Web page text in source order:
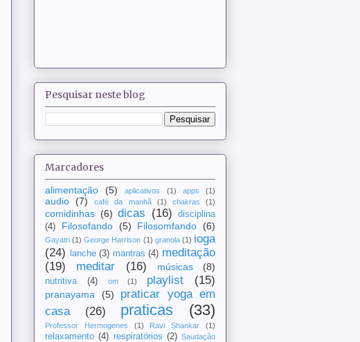
Pesquisar neste blog
Marcadores
alimentação (5) aplicativos (1) apps (1)
audio (7) café da manhã (1) chakras (1)
comidinhas (6) dicas (16)
disciplina
(4)
Filosofando (5) Filosomfando (6)
Gayatri (1) George Harrison (1) granola (1) ioga
(24)
lanche (3) mantras (4) meditação
(19)
meditar (16) músicas (8)
nutritiva (4) om (1) playlist (15)
pranayama (5)
praticar yoga em
casa
(26) praticas (33)
Professor Hermogenes (1) Ravi Shankar (1)
relaxamento (4) respiratórios (2) Saudação